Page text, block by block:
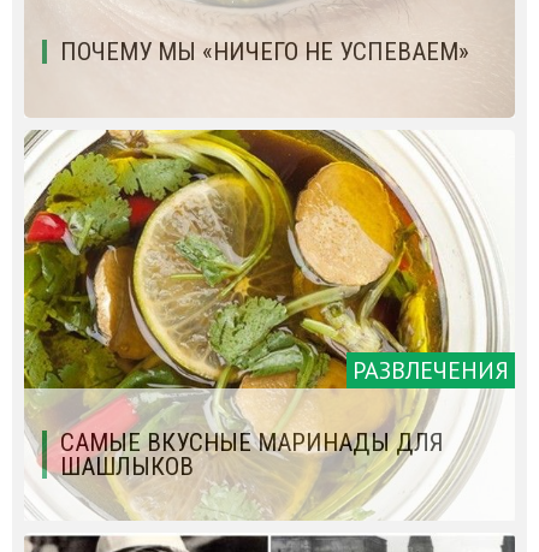
ПОЧЕМУ МЫ «НИЧЕГО НЕ УСПЕВАЕМ»
РАЗВЛЕЧЕНИЯ
САМЫЕ ВКУСНЫЕ МАРИНАДЫ ДЛЯ
ШАШЛЫКОВ